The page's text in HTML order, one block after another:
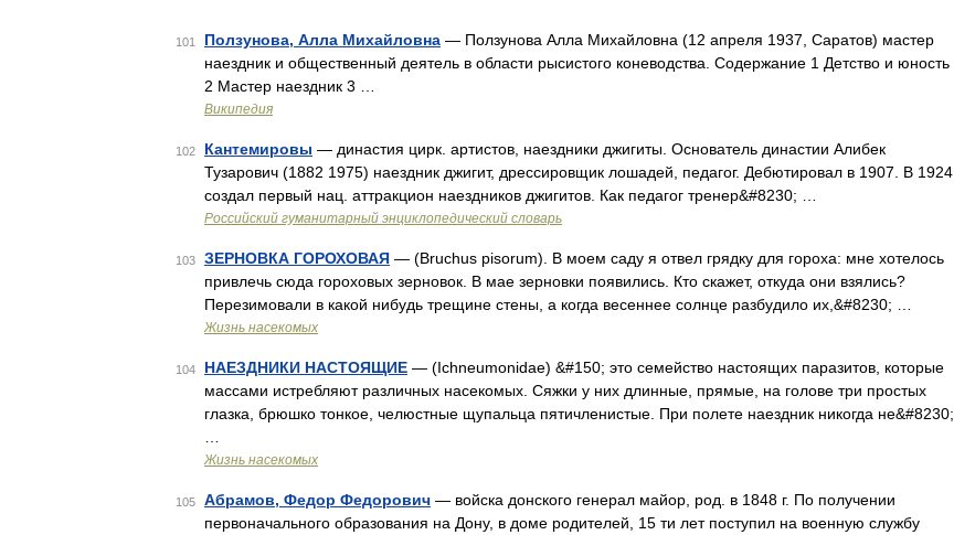
101 Ползунова, Алла Михайловна — Ползунова Алла Михайловна (12 апреля 1937, Саратов) мастер
наездник и общественный деятель в области рысистого коневодства. Содержание 1 Детство и юность
2 Мастер наездник 3 …
Википедия
102 Кантемировы — династия цирк. артистов, наездники джигиты. Основатель династии Алибек
Тузарович (1882 1975) наездник джигит, дрессировщик лошадей, педагог. Дебютировал в 1907. В 1924
создал первый нац. аттракцион наездников джигитов. Как педагог тренер&#8230; …
Российский гуманитарный энциклопедический словарь
103 ЗЕРНОВКА ГОРОХОВАЯ — (Bruchus pisorum). В моем саду я отвел грядку для гороха: мне хотелось
привлечь сюда гороховых зерновок. В мае зерновки появились. Кто скажет, откуда они взялись?
Перезимовали в какой нибудь трещине стены, а когда весеннее солнце разбудило их,&#8230; …
Жизнь насекомых
104 НАЕЗДНИКИ НАСТОЯЩИЕ — (Ichneumonidae) &#150; это семейство настоящих паразитов, которые
массами истребляют различных насекомых. Сяжки у них длинные, прямые, на голове три простых
глазка, брюшко тонкое, челюстные щупальца пятичленистые. При полете наездник никогда не&#8230;
Жизнь насекомых
105 Абрамов, Федор Федорович — войска донского генерал майор, род. в 1848 г. По получении
первоначального образования на Дону, в доме родителей, 15 ти лет поступил на военную службу